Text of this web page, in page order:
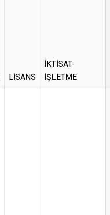
LİSANS
İKTİSAT-
İŞLETME